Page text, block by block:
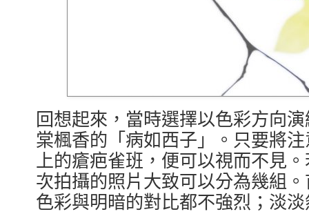
回想起來，當時選擇以色彩方向
棠楓香的「病如西子」。只要將
上的瘡疤雀班，便可以視而不見
次拍攝的照片大致可以分為幾組
色彩與明暗的對比都不強烈；淡